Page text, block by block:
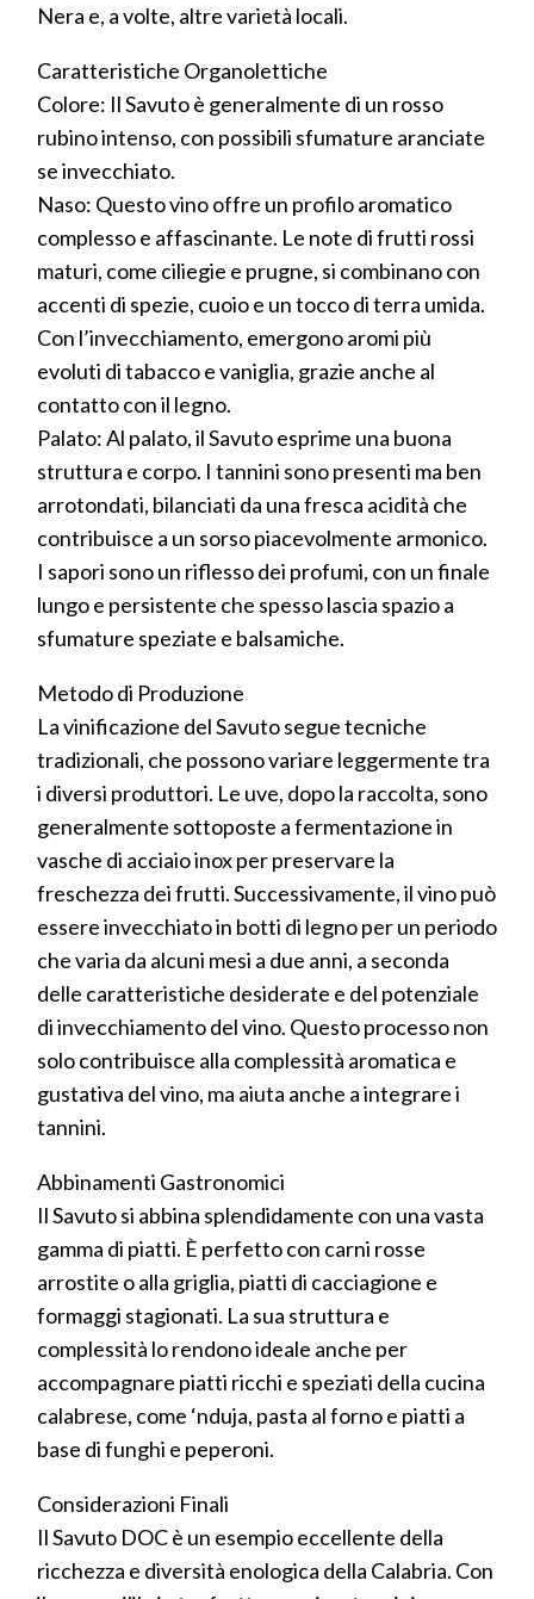
Nera e, a volte, altre varietà locali.
Caratteristiche Organolettiche
Colore: Il Savuto è generalmente di un rosso
rubino intenso, con possibili sfumature aranciate
se invecchiato.
Naso: Questo vino offre un profilo aromatico
complesso e affascinante. Le note di frutti rossi
maturi, come ciliegie e prugne, si combinano con
accenti di spezie, cuoio e un tocco di terra umida.
Con l’invecchiamento, emergono aromi più
evoluti di tabacco e vaniglia, grazie anche al
contatto con il legno.
Palato: Al palato, il Savuto esprime una buona
struttura e corpo. I tannini sono presenti ma ben
arrotondati, bilanciati da una fresca acidità che
contribuisce a un sorso piacevolmente armonico.
I sapori sono un riflesso dei profumi, con un finale
lungo e persistente che spesso lascia spazio a
sfumature speziate e balsamiche.
Metodo di Produzione
La vinificazione del Savuto segue tecniche
tradizionali, che possono variare leggermente tra
i diversi produttori. Le uve, dopo la raccolta, sono
generalmente sottoposte a fermentazione in
vasche di acciaio inox per preservare la
freschezza dei frutti. Successivamente, il vino può
essere invecchiato in botti di legno per un periodo
che varia da alcuni mesi a due anni, a seconda
delle caratteristiche desiderate e del potenziale
di invecchiamento del vino. Questo processo non
solo contribuisce alla complessità aromatica e
gustativa del vino, ma aiuta anche a integrare i
tannini.
Abbinamenti Gastronomici
Il Savuto si abbina splendidamente con una vasta
gamma di piatti. È perfetto con carni rosse
arrostite o alla griglia, piatti di cacciagione e
formaggi stagionati. La sua struttura e
complessità lo rendono ideale anche per
accompagnare piatti ricchi e speziati della cucina
calabrese, come ‘nduja, pasta al forno e piatti a
base di funghi e peperoni.
Considerazioni Finali
Il Savuto DOC è un esempio eccellente della
ricchezza e diversità enologica della Calabria. Con